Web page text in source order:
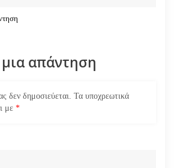
απάντηση
δεν δημοσιεύεται. Τα υποχρεωτικά
με *